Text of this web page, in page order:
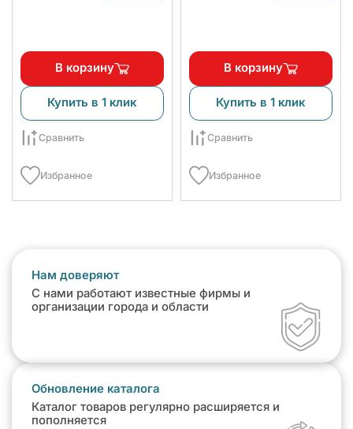
В корзину
Купить в 1 клик
Сравнить
Избранное
В корзину
Купить в 1 клик
Сравнить
Избранное
Нам доверяют
С нами работают известные фирмы и
организации города и области
Обновление каталога
Каталог товаров регулярно расширяется и
пополняется